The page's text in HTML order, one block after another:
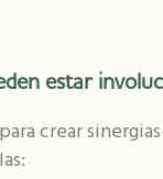
estar
crear